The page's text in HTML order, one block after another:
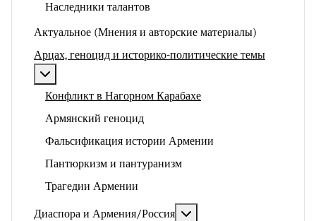
Наследники талантов
Актуальное (Мнения и авторские материалы)
Арцах, геноцид и историко-политические темы
Конфликт в Нагорном Карабахе
Армянский геноцид
Фальсификация истории Армении
Пантюркизм и пантуранизм
Трагедии Армении
Диаспора и Армения/Россия